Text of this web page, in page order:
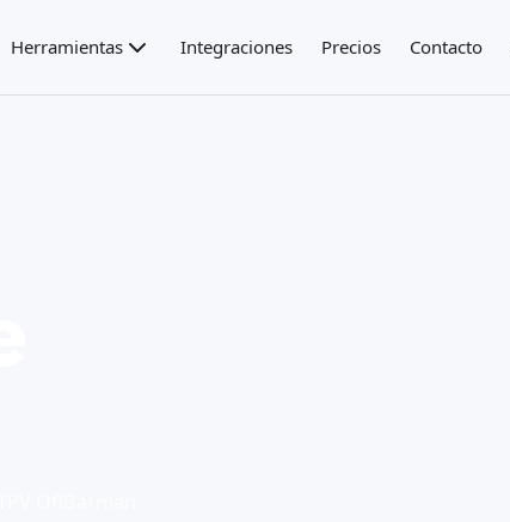
Herramientas Integraciones Precios Contacto